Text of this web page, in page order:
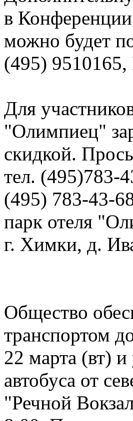
в
можно будет
(495) 9510165,
Для
"Олимпиец"
скидкой.
тел. (495)783-
(495) 783-43-
парк отеля
г. Химки, д.
Общество
транспортом
22 марта (вт)
автобуса от
"Речной